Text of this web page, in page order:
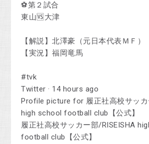
⚽第２試合
東山🆚大津
【解説】北澤豪（元日本代表ＭＦ）
【実況】福岡竜馬
#tvk
Twitter · 14 hours ago
Profile picture for 履正社高校サッカ
high school football club【公式】
履正社高校サッカー部/RISEISHA
football club【公式】